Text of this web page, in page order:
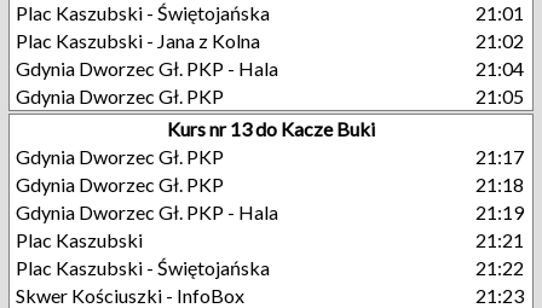
Plac Kaszubski - Świętojańska
21:01
Plac Kaszubski - Jana z Kolna
21:02
Gdynia Dworzec Gł. PKP - Hala
21:04
Gdynia Dworzec Gł. PKP
21:05
Kurs nr 13 do Kacze Buki
Gdynia Dworzec Gł. PKP
21:17
Gdynia Dworzec Gł. PKP
21:18
Gdynia Dworzec Gł. PKP - Hala
21:19
Plac Kaszubski
21:21
Plac Kaszubski - Świętojańska
21:22
Skwer Kościuszki - InfoBox
21:23